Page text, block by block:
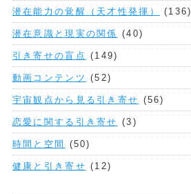
潜在能力の覚醒（天才性発揮） (136)
潜在意識と現実の関係 (40)
引き寄せの盲点 (149)
動画コンテンツ (52)
宇宙観点から見る引き寄せ (56)
恋愛に関する引き寄せ (3)
時間と空間 (50)
健康と引き寄せ (12)